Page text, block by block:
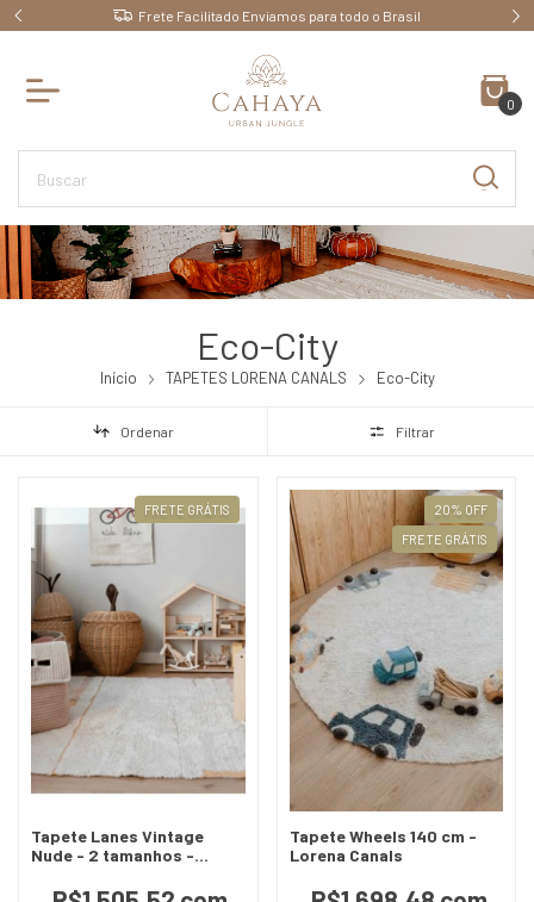
Frete Facilitado Enviamos para todo o Brasil
0
Eco-City
Início TAPETES LORENA CANALS Eco-City
Ordenar Filtrar
FRETE GRÁTIS
Tapete Lanes Vintage
Nude - 2 tamanhos -
20% OFF
FRETE GRÁTIS
Tapete Wheels 140 cm -
Lorena Canals